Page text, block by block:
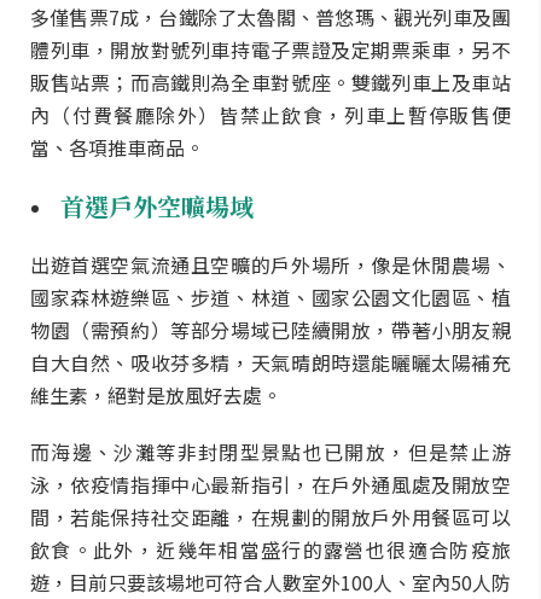
多僅售票7成，台鐵除了太魯閣、普悠瑪、觀光列車及團
體列車，開放對號列車持電子票證及定期票乘車，另不
販售站票；而高鐵則為全車對號座。雙鐵列車上及車站
內（付費餐廳除外）皆禁止飲食，列車上暫停販售便
當、各項推車商品。
首選戶外空曠場域
出遊首選空氣流通且空曠的戶外場所，像是休閒農場、
國家森林遊樂區、步道、林道、國家公園文化園區、植
物園（需預約）等部分場域已陸續開放，帶著小朋友親
自大自然、吸收芬多精，天氣晴朗時還能曬曬太陽補充
維生素，絕對是放風好去處。
而海邊、沙灘等非封閉型景點也已開放，但是禁止游
泳，依疫情指揮中心最新指引，在戶外通風處及開放空
間，若能保持社交距離，在規劃的開放戶外用餐區可以
飲食。此外，近幾年相當盛行的露營也很適合防疫旅
遊，目前只要該場地可符合人數室外100人、室內50人防